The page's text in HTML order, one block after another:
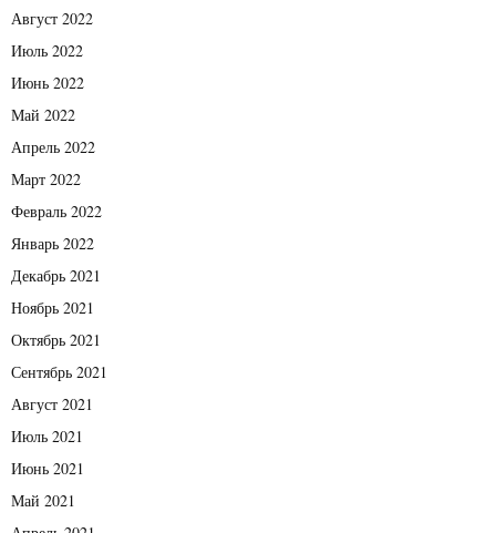
Август 2022
Июль 2022
Июнь 2022
Май 2022
Апрель 2022
Март 2022
Февраль 2022
Январь 2022
Декабрь 2021
Ноябрь 2021
Октябрь 2021
Сентябрь 2021
Август 2021
Июль 2021
Июнь 2021
Май 2021